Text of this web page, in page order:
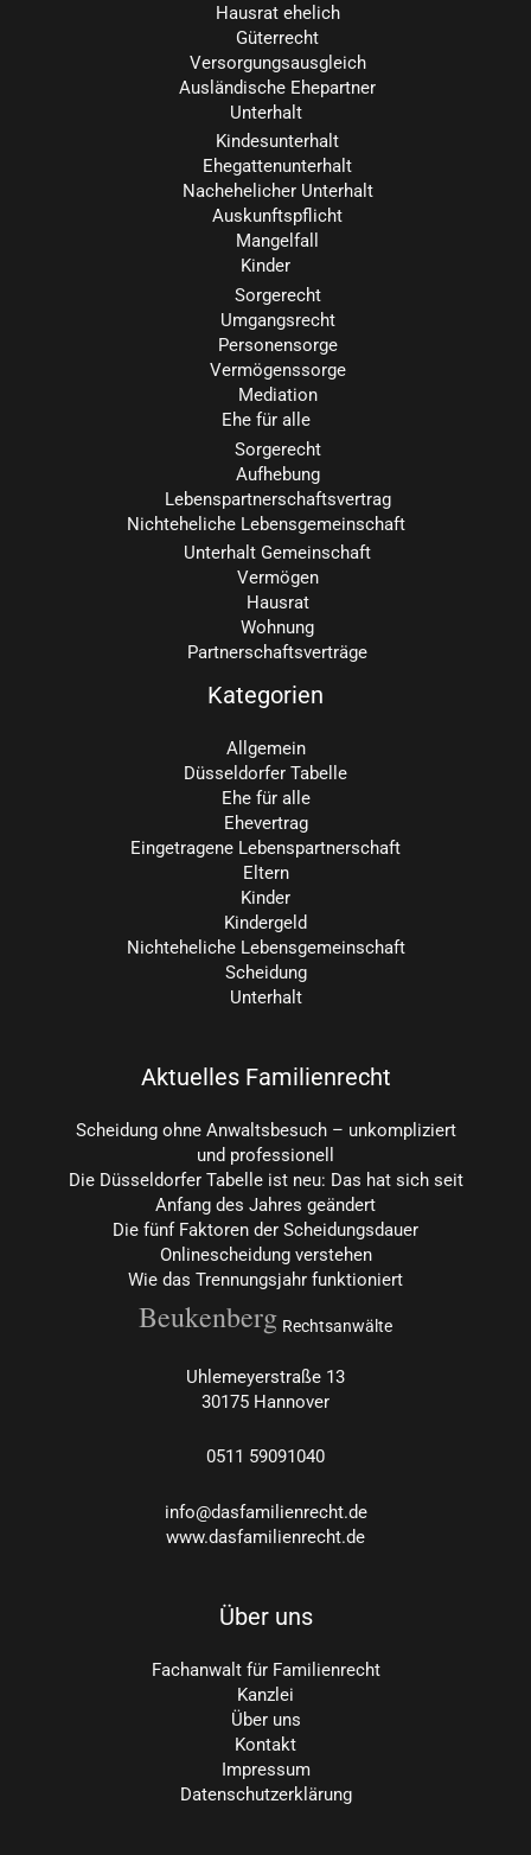
Hausrat ehelich
Güterrecht
Versorgungsausgleich
Ausländische Ehepartner
Unterhalt
Kindesunterhalt
Ehegattenunterhalt
Nachehelicher Unterhalt
Auskunftspflicht
Mangelfall
Kinder
Sorgerecht
Umgangsrecht
Personensorge
Vermögenssorge
Mediation
Ehe für alle
Sorgerecht
Aufhebung
Lebenspartnerschaftsvertrag
Nichteheliche Lebensgemeinschaft
Unterhalt Gemeinschaft
Vermögen
Hausrat
Wohnung
Partnerschaftsverträge
Kategorien
Allgemein
Düsseldorfer Tabelle
Ehe für alle
Ehevertrag
Eingetragene Lebenspartnerschaft
Eltern
Kinder
Kindergeld
Nichteheliche Lebensgemeinschaft
Scheidung
Unterhalt
Aktuelles Familienrecht
Scheidung ohne Anwaltsbesuch – unkompliziert
und professionell
Die Düsseldorfer Tabelle ist neu: Das hat sich seit
Anfang des Jahres geändert
Die fünf Faktoren der Scheidungsdauer
Onlinescheidung verstehen
Wie das Trennungsjahr funktioniert
Beukenberg Rechtsanwälte
Uhlemeyerstraße 13
30175 Hannover
0511 59091040
info@dasfamilienrecht.de
www.dasfamilienrecht.de
Über uns
Fachanwalt für Familienrecht
Kanzlei
Über uns
Kontakt
Impressum
Datenschutzerklärung